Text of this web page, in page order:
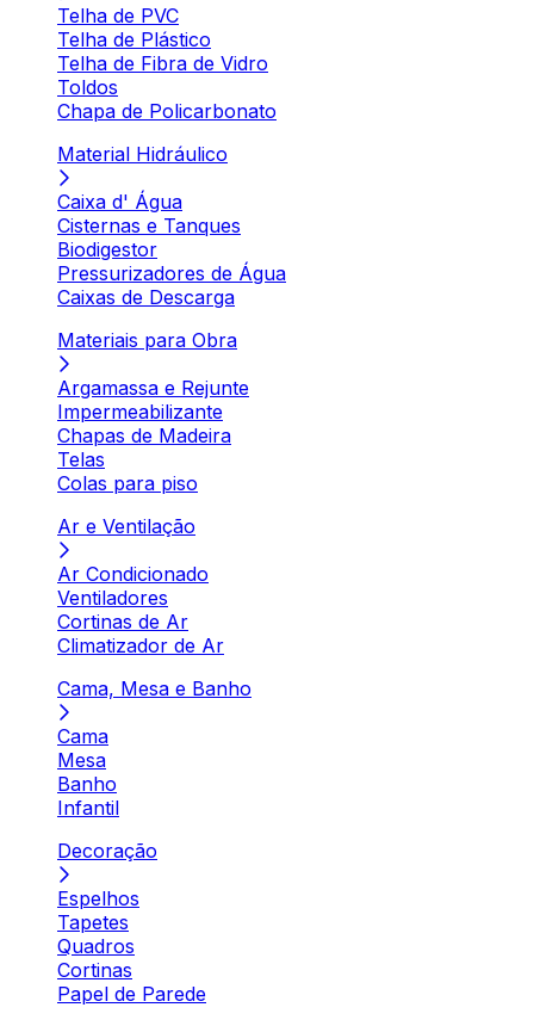
Telha de PVC
Telha de Plástico
Telha de Fibra de Vidro
Toldos
Chapa de Policarbonato
Material Hidráulico
Caixa d' Água
Cisternas e Tanques
Biodigestor
Pressurizadores de Água
Caixas de Descarga
Materiais para Obra
Argamassa e Rejunte
Impermeabilizante
Chapas de Madeira
Telas
Colas para piso
Ar e Ventilação
Ar Condicionado
Ventiladores
Cortinas de Ar
Climatizador de Ar
Cama, Mesa e Banho
Cama
Mesa
Banho
Infantil
Decoração
Espelhos
Tapetes
Quadros
Cortinas
Papel de Parede